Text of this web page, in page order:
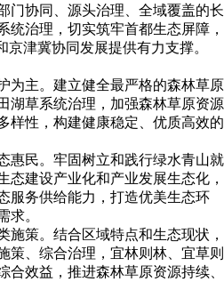
门协同、源头治理、全域覆盖的长
统治理，切实筑牢首都生态屏障，
京津冀协同发展提供有力支撑。
主。建立健全最严格的森林草原
湖草系统治理，加强森林草原资源
样性，构建健康稳定、优质高效的
民。牢固树立和践行绿水青山就
态建设产业化和产业发展生态化，
服务供给能力，打造优美生态环
求。
策。结合区域特点和生态现状，
策、综合治理，宜林则林、宜草则
合效益，推进森林草原资源持续、